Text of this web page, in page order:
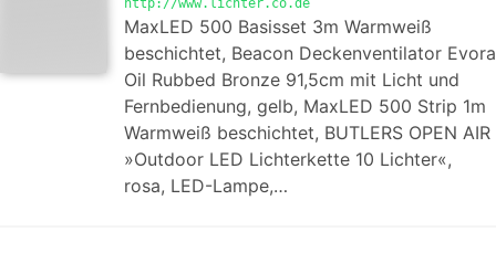
http://www.lichter.co.de
MaxLED 500 Basisset 3m Warmweiß
beschichtet, Beacon Deckenventilator Evora
Oil Rubbed Bronze 91,5cm mit Licht und
Fernbedienung, gelb, MaxLED 500 Strip 1m
Warmweiß beschichtet, BUTLERS OPEN AIR
»Outdoor LED Lichterkette 10 Lichter«,
rosa, LED-Lampe,…